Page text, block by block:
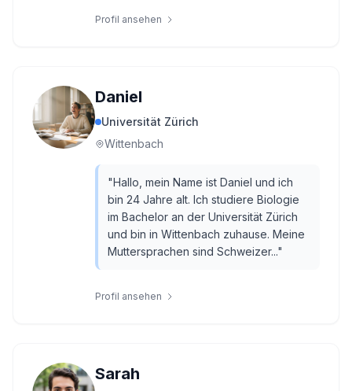
Profil ansehen
Daniel
Universität Zürich
Wittenbach
"Hallo, mein Name ist Daniel und ich
bin 24 Jahre alt. Ich studiere Biologie
im Bachelor an der Universität Zürich
und bin in Wittenbach zuhause. Meine
Muttersprachen sind Schweizer..."
Profil ansehen
Sarah